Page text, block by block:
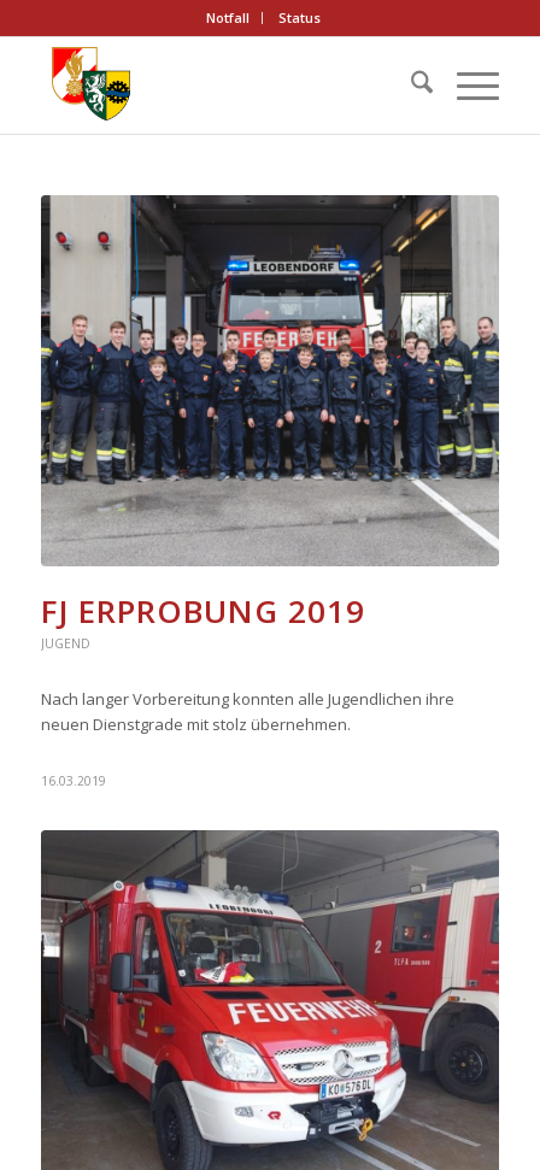
Notfall Status
FJ ERPROBUNG 2019
JUGEND
Nach langer Vorbereitung konnten alle Jugendlichen ihre
neuen Dienstgrade mit stolz übernehmen.
16.03.2019